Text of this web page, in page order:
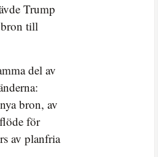
Trump
bron till
del av
bron, av
för
av planfria